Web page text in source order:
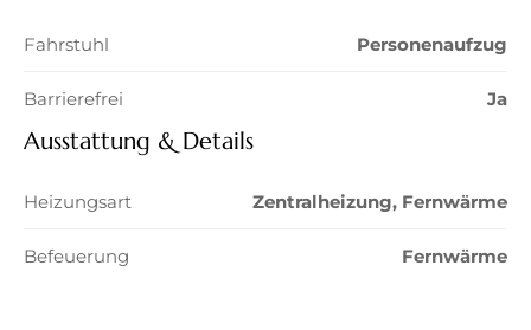
Fahrstuhl Personenaufzug
Barrierefrei Ja
Ausstattung & Details
Heizungsart Zentralheizung, Fernwärme
Befeuerung Fernwärme